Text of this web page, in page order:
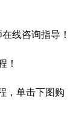
线咨询指导！
！
，单击下图购